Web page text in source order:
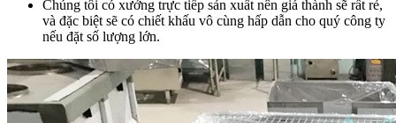
Chúng tôi có xưởng trực tiếp sản xuất nên giá thành sẽ rất rẻ,
và đặc biệt sẽ có chiết khấu vô cùng hấp dẫn cho quý công ty
nếu đặt số lượng lớn.